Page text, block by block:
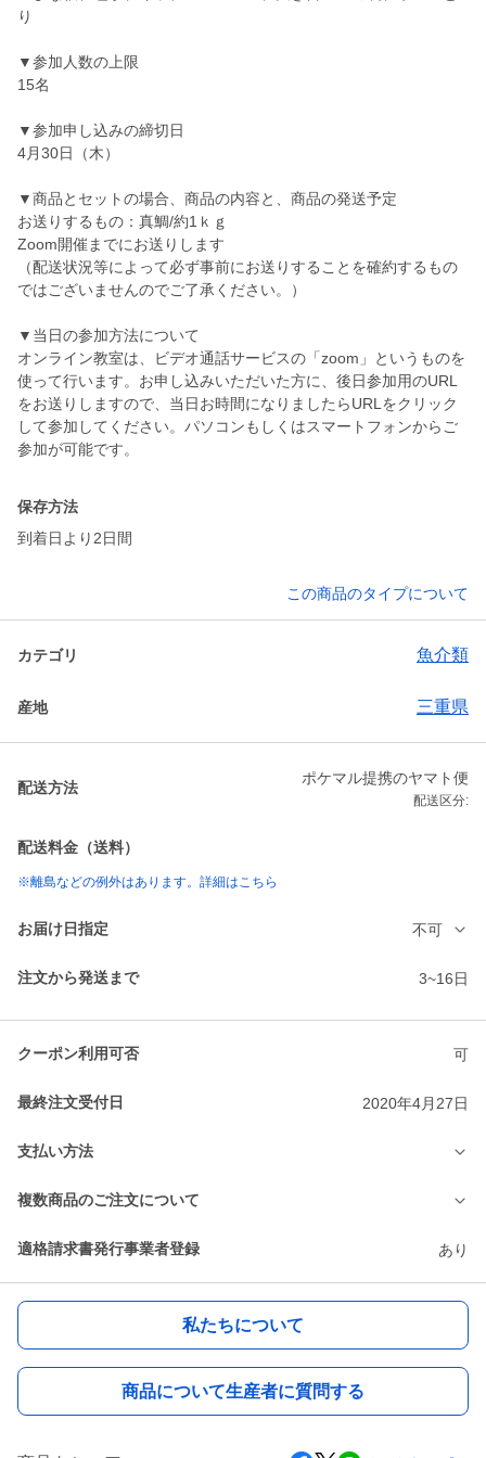
り
▼参加人数の上限
15名
▼参加申し込みの締切日
4月30日（木）
▼商品とセットの場合、商品の内容と、商品の発送予定
お送りするもの：真鯛/約1ｋｇ
Zoom開催までにお送りします
（配送状況等によって必ず事前にお送りすることを確約するもの
ではございませんのでご了承ください。）
▼当日の参加方法について
オンライン教室は、ビデオ通話サービスの「zoom」というものを
使って行います。お申し込みいただいた方に、後日参加用のURL
をお送りしますので、当日お時間になりましたらURLをクリック
して参加してください。パソコンもしくはスマートフォンからご
参加が可能です。
保存方法
到着日より2日間
この商品のタイプについて
カテゴリ 魚介類
産地 三重県
配送方法
ポケマル提携のヤマト便
配送区分:
配送料金（送料）
※離島などの例外はあります。詳細はこちら
お届け日指定 不可
注文から発送まで 3~16日
クーポン利用可否 可
最終注文受付日 2020年4月27日
支払い方法
複数商品のご注文について
適格請求書発行事業者登録 あり
私たちについて
商品について生産者に質問する